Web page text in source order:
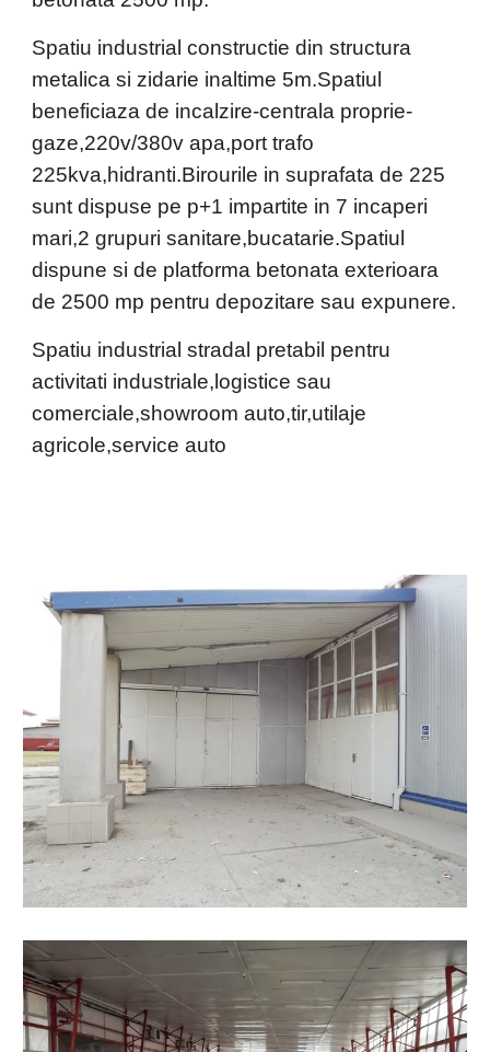
Spatiu industrial constructie din structura
metalica si zidarie inaltime 5m.Spatiul
beneficiaza de incalzire-centrala proprie-
gaze,220v/380v apa,port trafo
225kva,hidranti.Birourile in suprafata de 225
sunt dispuse pe p+1 impartite in 7 incaperi
mari,2 grupuri sanitare,bucatarie.Spatiul
dispune si de platforma betonata exterioara
de 2500 mp pentru depozitare sau expunere.
Spatiu industrial stradal pretabil pentru
activitati industriale,logistice sau
comerciale,showroom auto,tir,utilaje
agricole,service auto